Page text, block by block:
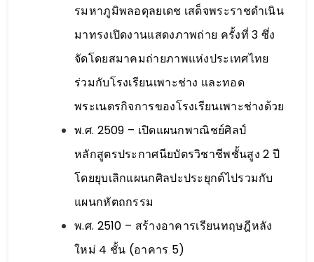
รมหาภูมิพลอดุลยเดช เสด็จพระราชดำเนิน
มาทรงเปิดงานแสดงภาพถ่าย ครั้งที่ 3 ซึ่ง
จัดโดยสมาคมถ่ายภาพแห่งประเทศไทย
ร่วมกับโรงเรียนเพาะช่าง และทอด
พระเนตรกิจการของโรงเรียนเพาะช่างด้วย
พ.ศ. 2509 – เปิดแผนกพาณิชย์ศิลป์
หลักสูตรประกาศนียบัตรวิชาชีพชั้นสูง 2 ปี
โดยยุบเลิกแผนกศิลปะประยุกต์ไปรวมกับ
แผนกหัตถกรรม
พ.ศ. 2510 – สร้างอาคารเรียนทฤษฎีหลัง
ใหม่ 4 ชั้น (อาคาร 5)